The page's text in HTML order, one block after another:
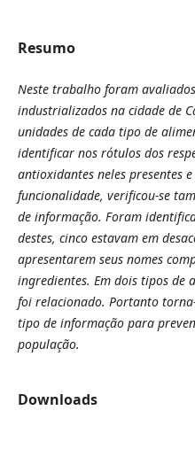
Resumo
Neste trabalho foram
industrializados na cidade de
unidades de cada tipo de
identificar nos rótulos dos
antioxidantes neles presentes
funcionalidade, verificou-se
de informação. Foram
destes, cinco estavam em
apresentarem seus nomes
ingredientes. Em dois tipos de
foi relacionado. Portanto
tipo de informação para
população.
Downloads